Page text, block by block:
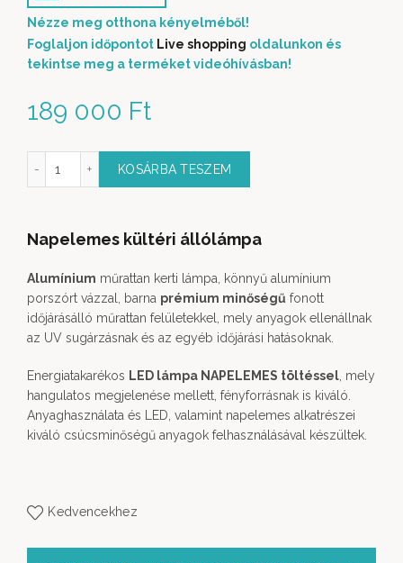
189 000 Ft
Nézze meg otthona kényelméből!
Foglaljon időpontot Live shopping oldalunkon és
tekintse meg a terméket videóhívásban!
Állólámpa Napelemes atracit mennyiség
KOSÁRBA TESZEM
Napelemes kültéri állólámpa
Alumínium műrattan kerti lámpa, könnyű alumínium
porszórt vázzal, barna prémium minőségű fonott
időjárásálló műrattan felületekkel, mely anyagok ellenállnak
az UV sugárzásnak és az egyéb időjárási hatásoknak.
Energiatakarékos LED lámpa NAPELEMES töltéssel , mely
hangulatos megjelenése mellett, fényforrásnak is kiváló.
Anyaghasználata és LED, valamint napelemes alkatrészei
kiváló csúcsminőségű anyagok felhasználásával készültek.
Kedvencekhez